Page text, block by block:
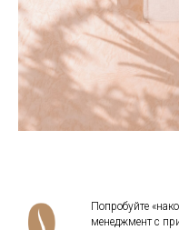
Попробуйте
менеджмент с